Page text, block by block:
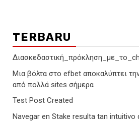
TERBARU
Μια βόλτα στο efbet αποκαλύπτει
από πολλά sites σήμερα
Test Post Created
Navegar en Stake resulta tan intuitivo